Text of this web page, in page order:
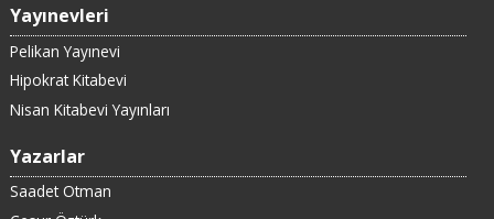
Yayınevleri
Pelikan Yayınevi
Hipokrat Kitabevi
Nisan Kitabevi Yayınları
Yazarlar
Saadet Otman